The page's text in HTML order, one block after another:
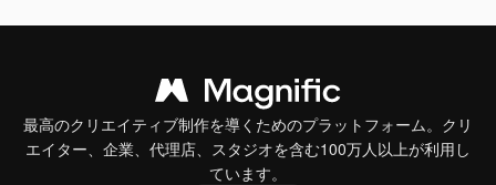
最高のクリエイティブ制作を導くためのプラットフォーム。クリ
エイター、企業、代理店、スタジオを含む100万人以上が利用し
ています。